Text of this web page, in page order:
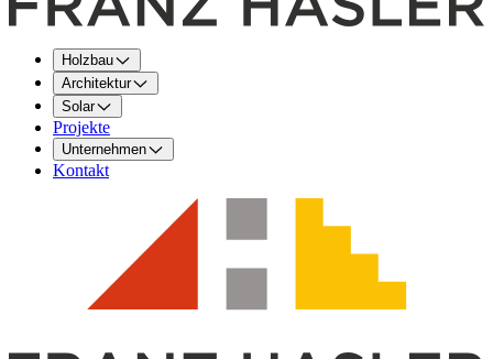
Holzbau
Architektur
Solar
Projekte
Unternehmen
Kontakt